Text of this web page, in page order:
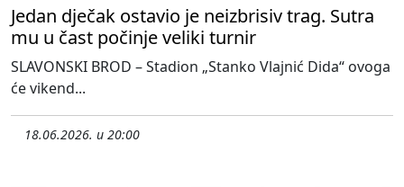
Jedan dječak ostavio je neizbrisiv trag. Sutra
mu u čast počinje veliki turnir
SLAVONSKI BROD – Stadion „Stanko Vlajnić Dida“ ovoga
će vikend...
18.06.2026. u 20:00